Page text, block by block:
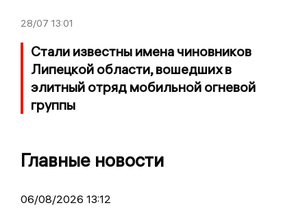
28/07 13:01
Стали известны имена чиновников
Липецкой области, вошедших в
элитный отряд мобильной огневой
группы
Главные новости
06/08/2026 13:12